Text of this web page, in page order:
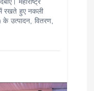
रखते हुए नकली
उत्पादन, वितरण,